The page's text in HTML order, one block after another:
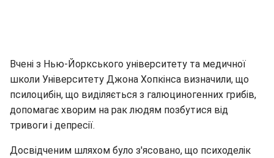
Вчені з Нью-Йоркського університету та медичної
школи Університету Джона Хопкінса визначили, що
псилоцибін, що виділяється з галюциногенних грибів,
допомагає хворим на рак людям позбутися від
тривоги і депресії.
Досвідченим шляхом було з'ясовано, що психоделік